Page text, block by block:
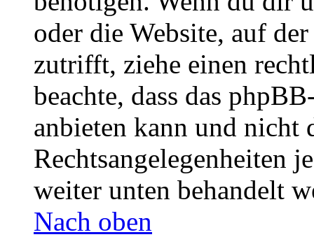
oder die Website, auf
zutrifft, ziehe einen
beachte, dass das
anbieten kann und nicht
Rechtsangelegenheiten
weiter unten behandelt
Nach oben